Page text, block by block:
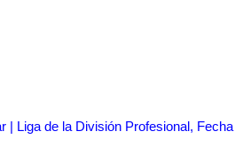
| Liga de la División Profesional, Fecha